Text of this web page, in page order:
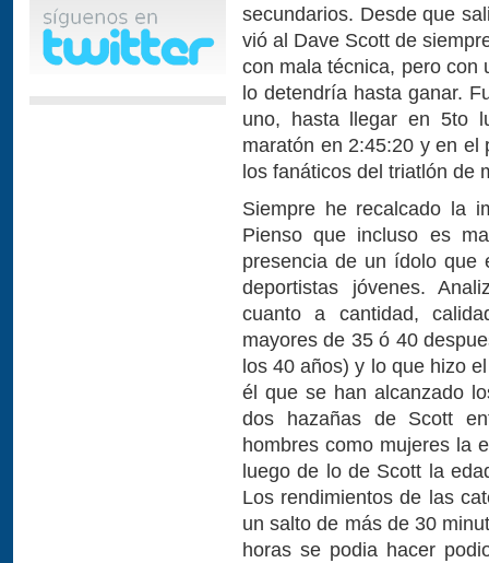
secundarios. Desde que
vió al Dave Scott de
con mala técnica, pero con
lo detendría hasta ganar.
uno, hasta llegar en 5to
maratón en 2:45:20 y en el
los fanáticos del triatlón de
Siempre he recalcado la
Pienso que incluso es
presencia de un ídolo que
deportistas jóvenes.
cuanto a cantidad,
mayores de 35 ó 40
los 40 años) y lo que hizo
él que se han alcanzado
dos hazañas de Scott
hombres como mujeres la
luego de lo de Scott la
Los rendimientos de las
un salto de más de 30
horas se podia hacer